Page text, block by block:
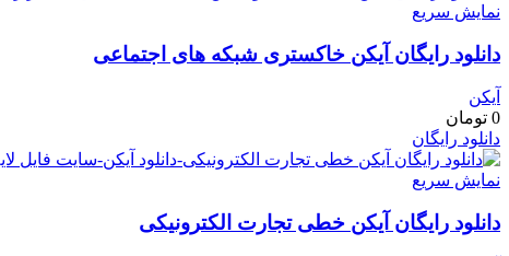
نمایش سریع
دانلود رایگان آیکن خاکستری شبکه های اجتماعی
آیکن
0 تومان
دانلود رایگان
نمایش سریع
دانلود رایگان آیکن خطی تجارت الکترونیکی